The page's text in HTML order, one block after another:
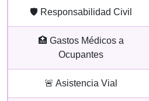
🛡️ Responsabilidad Civil
🏥 Gastos Médicos a
Ocupantes
🚨 Asistencia Vial